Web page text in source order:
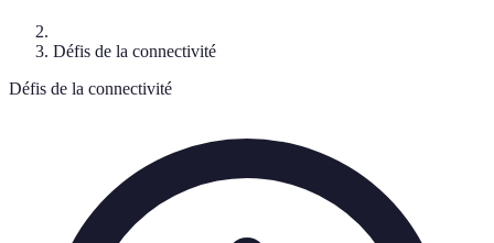
Défis de la connectivité
Défis de la connectivité